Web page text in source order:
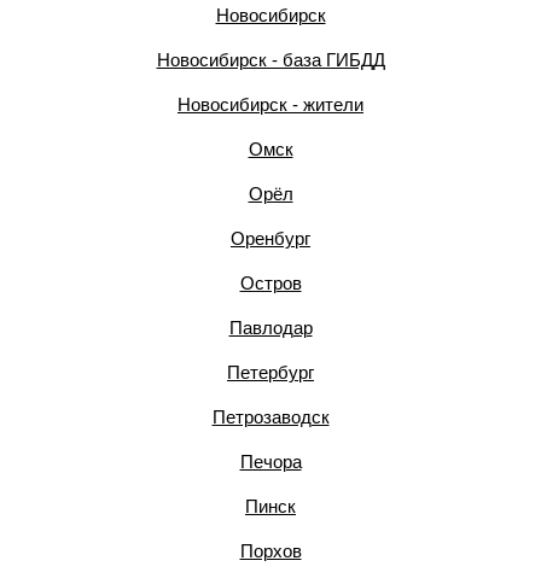
Новосибирск
Новосибирск - база ГИБДД
Новосибирск - жители
Омск
Орёл
Оренбург
Остров
Павлодар
Петербург
Петрозаводск
Печора
Пинск
Порхов